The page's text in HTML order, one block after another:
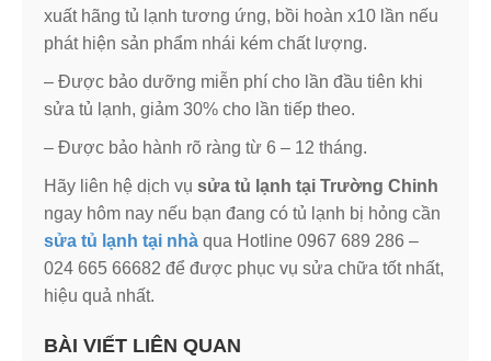
xuất hãng tủ lạnh tương ứng, bồi hoàn x10 lần nếu
phát hiện sản phẩm nhái kém chất lượng.
– Được bảo dưỡng miễn phí cho lần đầu tiên khi
sửa tủ lạnh, giảm 30% cho lần tiếp theo.
– Được bảo hành rõ ràng từ 6 – 12 tháng.
Hãy liên hệ dịch vụ sửa tủ lạnh tại Trường Chinh
ngay hôm nay nếu bạn đang có tủ lạnh bị hỏng cần
sửa tủ lạnh tại nhà qua Hotline 0967 689 286 –
024 665 66682 để được phục vụ sửa chữa tốt nhất,
hiệu quả nhất.
BÀI VIẾT LIÊN QUAN